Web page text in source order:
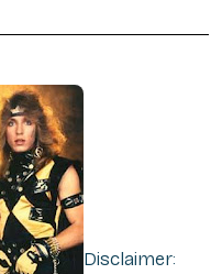
Disclaimer: